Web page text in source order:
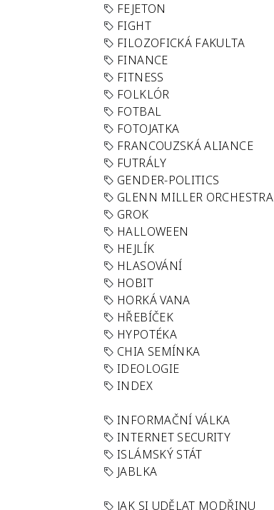
FEJETON
FIGHT
FILOZOFICKÁ FAKULTA
FINANCE
FITNESS
FOLKLÓR
FOTBAL
FOTOJATKA
FRANCOUZSKÁ ALIANCE
FUTRÁLY
GENDER-POLITICS
GLENN MILLER ORCHESTRA
GROK
HALLOWEEN
HEJLÍK
HLASOVÁNÍ
HOBIT
HORKÁ VANA
HŘEBÍČEK
HYPOTÉKA
CHIA SEMÍNKA
IDEOLOGIE
INDEX
INFORMAČNÍ VÁLKA
INTERNET SECURITY
ISLÁMSKÝ STÁT
JABLKA
JAK SI UDĚLAT MODŘINU